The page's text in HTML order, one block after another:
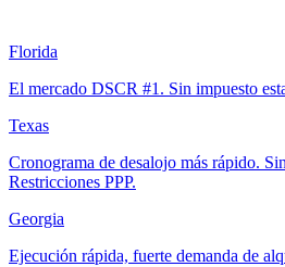
Florida
El mercado DSCR #1. Sin impuesto
Texas
Cronograma de desalojo más rápido.
Restricciones PPP.
Georgia
Ejecución rápida, fuerte demanda de